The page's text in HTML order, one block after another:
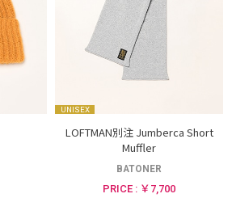
UNISEX
LOFTMAN別注 Jumberca Short
Muffler
BATONER
PRICE : ￥7,700